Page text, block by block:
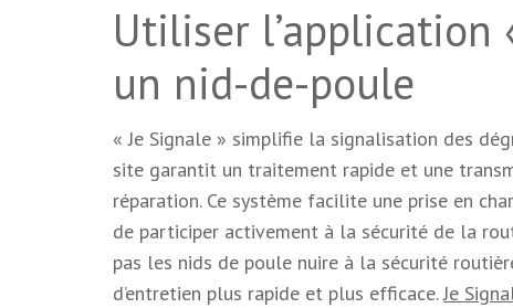
Utiliser l’application
un nid-de-poule
« Je Signale » simplifie la signalisation des
site garantit un traitement rapide et une
réparation. Ce système facilite une prise en
de participer activement à la sécurité de la
pas les nids de poule nuire à la sécurité
d’entretien plus rapide et plus efficace.Je